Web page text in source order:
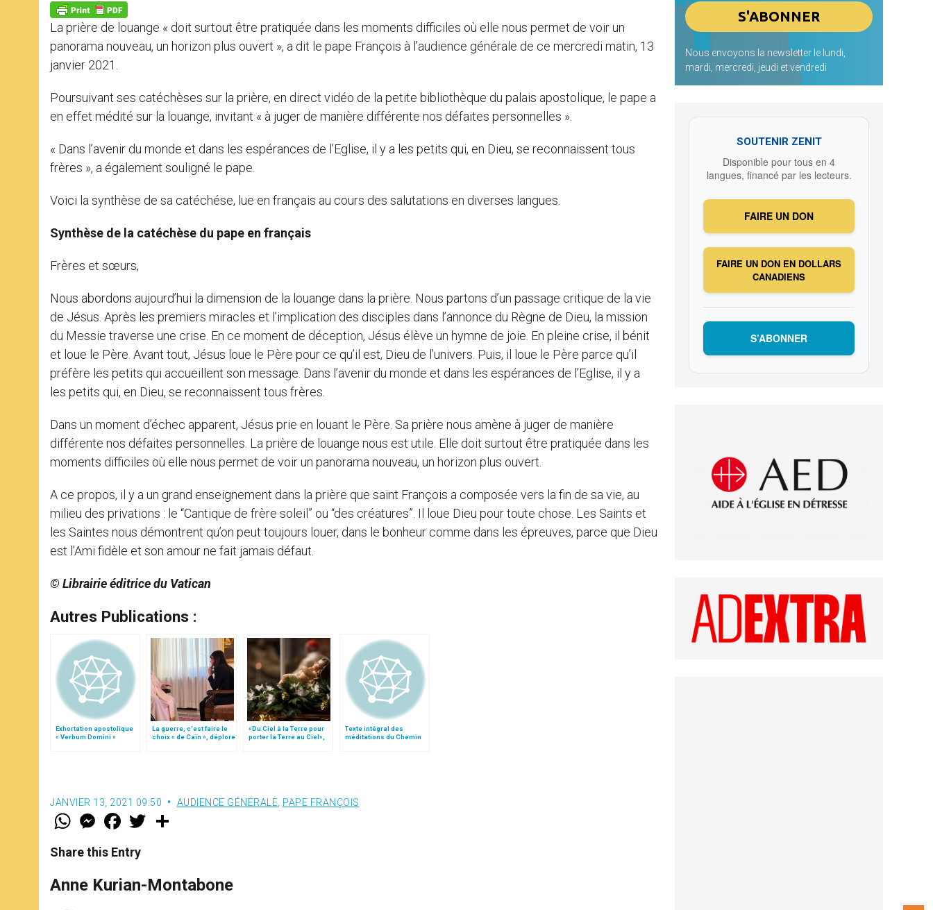
p
p
g
e
r
o
k
La prière de louange « doit surtout être pratiquée dans les moments difficiles où elle nous permet de voir un
panorama nouveau, un horizon plus ouvert », a dit le pape François à l’audience générale de ce mercredi matin, 13
janvier 2021.
Poursuivant ses catéchèses sur la prière, en direct vidéo de la petite bibliothèque du palais apostolique, le pape a
en effet médité sur la louange, invitant « à juger de manière différente nos défaites personnelles ».
« Dans l’avenir du monde et dans les espérances de l’Eglise, il y a les petits qui, en Dieu, se reconnaissent tous
frères », a également souligné le pape.
Voici la synthèse de sa catéchése, lue en français au cours des salutations en diverses langues.
Synthèse de la catéchèse du pape en français
Frères et sœurs,
Nous abordons aujourd’hui la dimension de la louange dans la prière. Nous partons d’un passage critique de la vie
de Jésus. Après les premiers miracles et l’implication des disciples dans l’annonce du Règne de Dieu, la mission
du Messie traverse une crise. En ce moment de déception, Jésus élève un hymne de joie. En pleine crise, il bénit
et loue le Père. Avant tout, Jésus loue le Père pour ce qu’il est, Dieu de l’univers. Puis, il loue le Père parce qu’il
préfère les petits qui accueillent son message. Dans l’avenir du monde et dans les espérances de l’Eglise, il y a
les petits qui, en Dieu, se reconnaissent tous frères.
Dans un moment d’échec apparent, Jésus prie en louant le Père. Sa prière nous amène à juger de manière
différente nos défaites personnelles. La prière de louange nous est utile. Elle doit surtout être pratiquée dans les
moments difficiles où elle nous permet de voir un panorama nouveau, un horizon plus ouvert.
A ce propos, il y a un grand enseignement dans la prière que saint François a composée vers la fin de sa vie, au
milieu des privations : le “Cantique de frère soleil” ou “des créatures”. Il loue Dieu pour toute chose. Les Saints et
les Saintes nous démontrent qu’on peut toujours louer, dans le bonheur comme dans les épreuves, parce que Dieu
est l’Ami fidèle et son amour ne fait jamais défaut.
© Librairie éditrice du Vatican
Autres Publications :
Exhortation apostolique
« Verbum Domini »
La guerre, c’est faire le
choix « de Caïn », déplore
«Du Ciel à la Terre pour
porter la Terre au Ciel»,
Texte intégral des
méditations du Chemin
JANVIER 13, 2021 09:50 AUDIENCE GÉNÉRALE PAPE FRANÇOIS
W
t
s
p
p
M
e
s
e
g
e
F
a
e
b
o
k
w
r
Share this Entry
Anne Kurian-Montabone
Nous envoyons la newsletter le lundi,
mardi, mercredi, jeudi et vendredi
SOUTENIR ZENIT
Disponible pour tous en 4
langues, financé par les lecteurs.
FAIRE UN DON
FAIRE UN DON EN DOLLARS
CANADIENS
S’ABONNER